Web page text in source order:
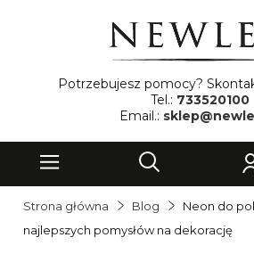
Potrzebujesz pomocy?
Tel.: 733520100
Email.:
Strona główna Blog
Neon do
najlepszych pomysłów na dekorację